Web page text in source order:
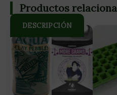
DESCRIPCIÓN
Utilizando SWITCH durante
floración, las plantas
con nodos más apretados.
comiencen a formar las
Productos